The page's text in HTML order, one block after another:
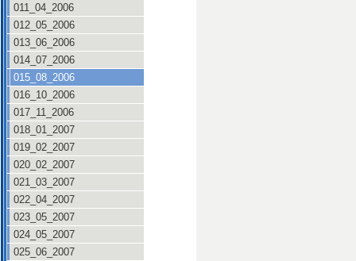
011_04_2006
012_05_2006
013_06_2006
014_07_2006
015_08_2006
016_10_2006
017_11_2006
018_01_2007
019_02_2007
020_02_2007
021_03_2007
022_04_2007
023_05_2007
024_05_2007
025_06_2007